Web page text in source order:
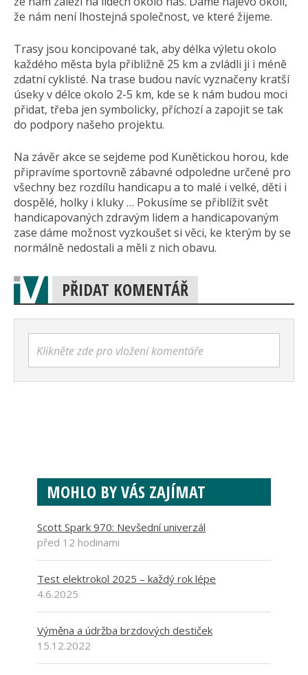
že nám není lhostejná společnost, ve které žijeme.
Trasy jsou koncipované tak, aby délka výletu okolo
každého města byla přibližně 25 km a zvládli ji i méně
zdatní cyklisté. Na trase budou navíc vyznačeny kratší
úseky v délce okolo 2-5 km, kde se k nám budou moci
přidat, třeba jen symbolicky, příchozí a zapojit se tak
do podpory našeho projektu.
Na závěr akce se sejdeme pod Kunětickou horou, kde
připravíme sportovně zábavné odpoledne určené pro
všechny bez rozdílu handicapu a to malé i velké, děti i
dospělé, holky i kluky … Pokusíme se přiblížit svět
handicapovaných zdravým lidem a handicapovaným
zase dáme možnost vyzkoušet si věci, ke kterým by se
normálně nedostali a měli z nich obavu.
PŘIDAT KOMENTÁŘ
Klikněte zde pro vložení komentáře
MOHLO BY VÁS ZAJÍMAT
Scott Spark 970: Nevšední univerzál
před 12 hodinami
Test elektrokol 2025 – každý rok lépe
4.6.2025
Výměna a údržba brzdových destiček
15.12.2022